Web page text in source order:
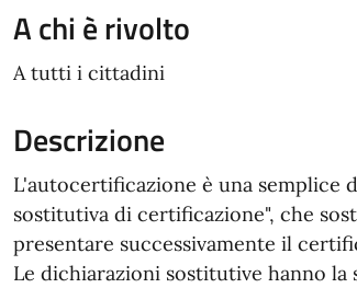
A chi è rivolto
A tutti i cittadini
Descrizione
L'autocertificazione è una semplice
sostitutiva di certificazione", che
presentare successivamente il
Le dichiarazioni sostitutive hanno